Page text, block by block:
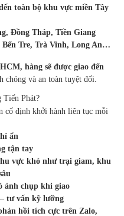
toàn bộ khu vực miền Tây
Đồng Tháp, Tiền Giang
Bến Tre, Trà Vinh, Long An…
hàng sẽ được giao đến
chóng và an toàn tuyệt đối.
Tiến Phát?
cố định khởi hành liên tục mỗi
ẩn
tận tay
vực khó như trại giam, khu
ảnh chụp khi giao
tư vấn kỹ lưỡng
hồi tích cực trên Zalo,